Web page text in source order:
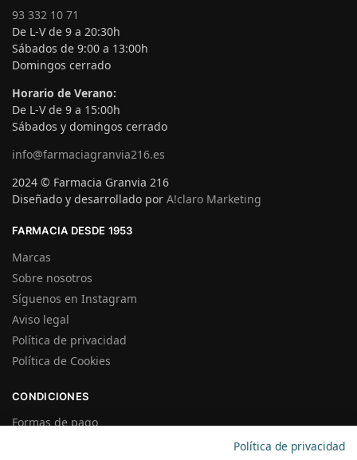
93 332 10 71
De L-V de 9 a 20:30h
Sábados de 9:00 a 13:00h
Domingos cerrado
Horario de Verano:
De L-V de 9 a 15:00h
Sábados y domingos cerrado
info@farmaciagranvia216.es
2024 © Farmacia Granvia 216
Diseñado y desarrollado por A!claro Marketing
FARMACIA DESDE 1953
Marcas
Sobre nosotros
Síguenos en Instagram
Aviso legal
Política de privacidad
Política de Cookies
CONDICIONES
Formas de pago
Política de privacidad